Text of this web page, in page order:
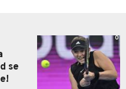
se
0